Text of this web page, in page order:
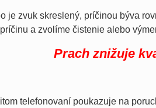
je zvuk skreslený, príčinou býva
a zvolíme čistenie alebo
Prach znižuje
telefonovaní poukazuje na